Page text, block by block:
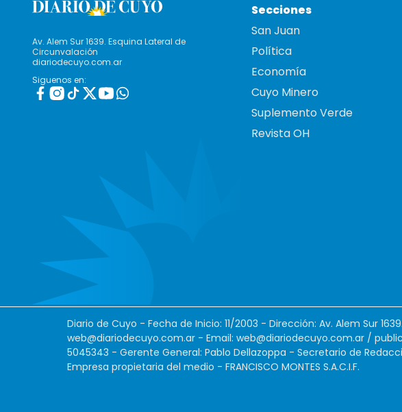
Av. Alem Sur 1639. Esquina Lateral de
Circunvalación
diariodecuyo.com.ar
Siguenos en:
Secciones
San Juan
Política
Economía
Cuyo Minero
Suplemento Verde
Revista OH
Diario de Cuyo - Fecha de Inicio: 11/2003 - Dirección: Av. Alem Sur
web@diariodecuyo.com.ar - Email: web@diariodecuyo.com.ar /
5045343 - Gerente General: Pablo Dellazoppa - Secretario de
Empresa propietaria del medio - FRANCISCO MONTES S.A.C.I.F.